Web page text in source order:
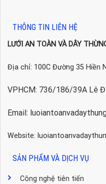
THÔNG TIN LIÊN HỆ
LƯỚI AN TOÀN VÀ DÂY
Địa chỉ: 100C Đường 35 Hiền
VPHCM: 736/186/39A Lê
Email:
Website:
SẢN PHẨM VÀ DỊCH VỤ
Công nghệ tiên tiến